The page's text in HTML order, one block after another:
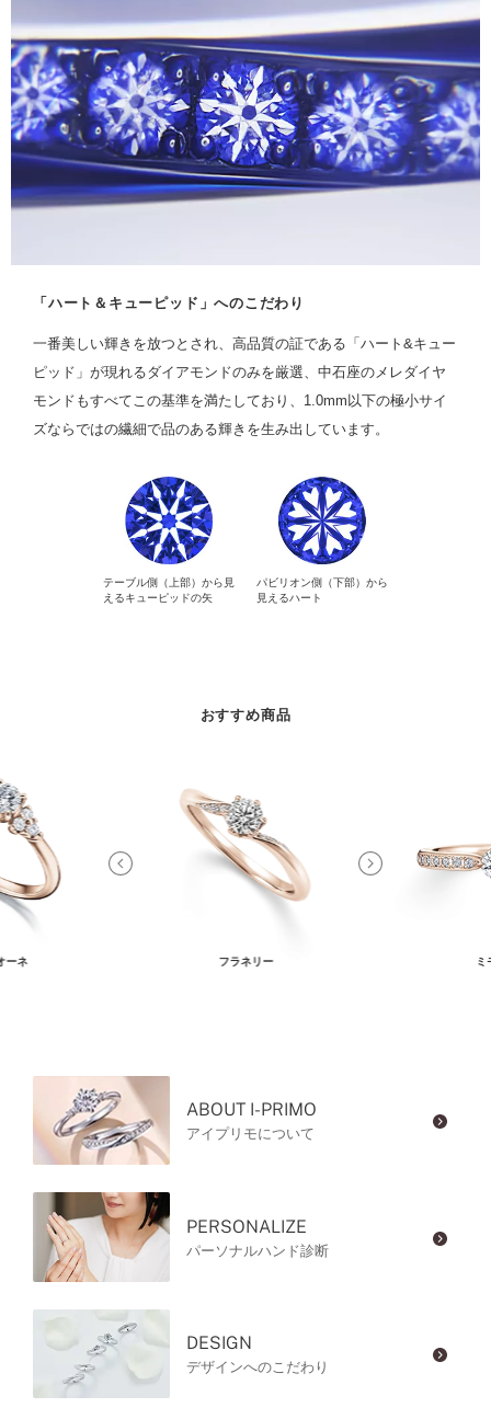
「ハート＆キューピッド」へのこだわり
一番美しい輝きを放つとされ、高品質の証である「ハート&キュー
ピッド」が現れるダイアモンドのみを厳選、中石座のメレダイヤ
モンドもすべてこの基準を満たしており、1.0mm以下の極小サイ
ズならではの繊細で品のある輝きを生み出しています。
テーブル側（上部）から見
えるキューピッドの矢
パビリオン側（下部）から
見えるハート
おすすめ商品
ーネ フラネリー ミ
ABOUT I-PRIMO
アイプリモについて
PERSONALIZE
パーソナルハンド診断
DESIGN
デザインへのこだわり